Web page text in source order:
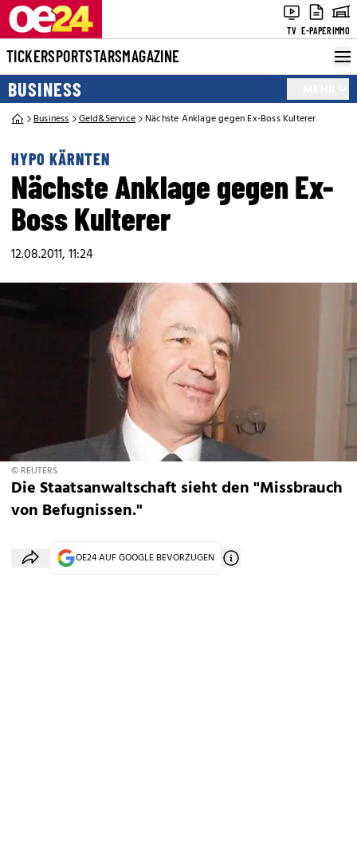
TV E-PAPERIMMO
TICKERSPORTSTARSMAGAZINE
BUSINESS
Business Geld&Service Nächste Anklage gegen Ex-Boss Kulterer
HYPO KÄRNTEN
Nächste Anklage gegen Ex-
Boss Kulterer
12.08.2011, 11:24
© REUTERS
Die Staatsanwaltschaft sieht den "Missbrauch
von Befugnissen."
OE24 AUF GOOGLE BEVORZUGEN